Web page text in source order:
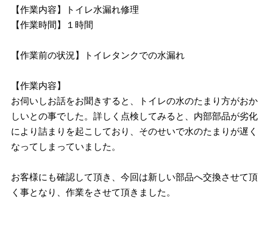
【作業内容】トイレ水漏れ修理
【作業時間】１時間
【作業前の状況】トイレタンクでの水漏れ
【作業内容】
お伺いしお話をお聞きすると、トイレの水のたまり方がおか
しいとの事でした。詳しく点検してみると、内部部品が劣化
により詰まりを起こしており、そのせいで水のたまりが遅く
なってしまっていました。
お客様にも確認して頂き、今回は新しい部品へ交換させて頂
く事となり、作業をさせて頂きました。